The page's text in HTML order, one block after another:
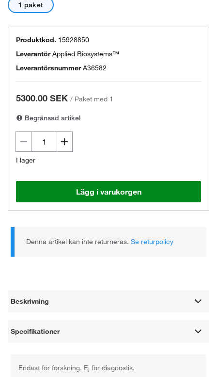
1 paket
Produktkod. 15928850
LeverantörApplied Biosystems™
Leverantörsnummer A36582
5300.00 SEK / Paket med 1
Begränsad artikel
I lager
Lägg i varukorgen
Denna artikel kan inte returneras.Se returpolicy
Beskrivning
Specifikationer
Endast för forskning. Ej för diagnostik.